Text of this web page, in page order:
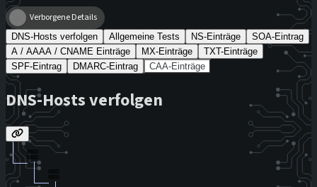
Verborgene Details
DNS-Hosts verfolgen Allgemeine Tests NS-Einträge
SOA-Eintrag
A / AAAA / CNAME Einträge
MX-Einträge
TXT-Einträge
SPF-Eintrag
DMARC-Eintrag CAA-Einträge
DNS-Hosts verfolgen